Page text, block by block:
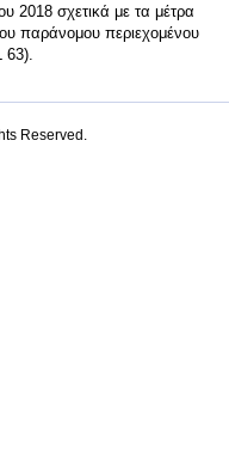
2018 σχετικά με τα μέτρα
παράνομου περιεχομένου
63).
Reserved.